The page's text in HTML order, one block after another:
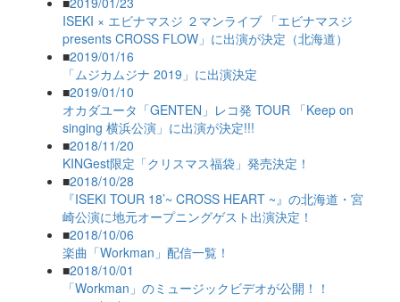
ISEKI × エビナマスジ ２マンライブ 「エビナマスジ
presents CROSS FLOW」に出演が決定（北海道）
■2019/01/16
「ムジカムジナ 2019」に出演決定
■2019/01/10
オカダユータ「GENTEN」レコ発 TOUR 「Keep on
singing 横浜公演」に出演が決定!!!
■2018/11/20
KINGest限定「クリスマス福袋」発売決定！
■2018/10/28
『ISEKI TOUR 18’~ CROSS HEART ~』の北海道・宮
崎公演に地元オープニングゲスト出演決定！
■2018/10/06
楽曲「Workman」配信一覧！
■2018/10/01
「Workman」のミュージックビデオが公開！！